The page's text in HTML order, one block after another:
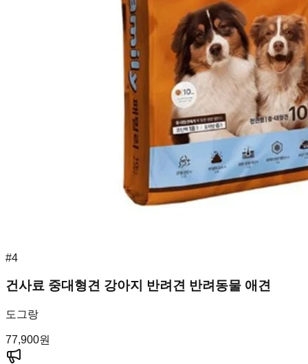
#4
건사료 중대형견 강아지 반려견 반려동물 애견
도그랑
77,900원